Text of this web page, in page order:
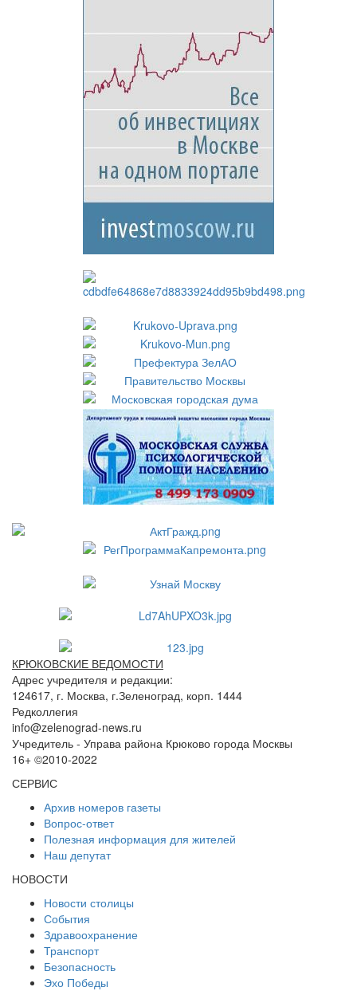
КРЮКОВСКИЕ ВЕДОМОСТИ
Адрес учредителя и редакции:
124617, г. Москва, г.Зеленоград, корп. 1444
Редколлегия
info@zelenograd-news.ru
Учредитель - Управа района Крюково города Москвы
16+ ©2010-2022
СЕРВИС
Архив номеров газеты
Вопрос-ответ
Полезная информация для жителей
Наш депутат
НОВОСТИ
Новости столицы
События
Здравоохранение
Транспорт
Безопасность
Эхо Победы